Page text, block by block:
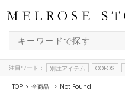
注目ワード： 別注アイテム OOFOS
TOP 全商品 Not Found